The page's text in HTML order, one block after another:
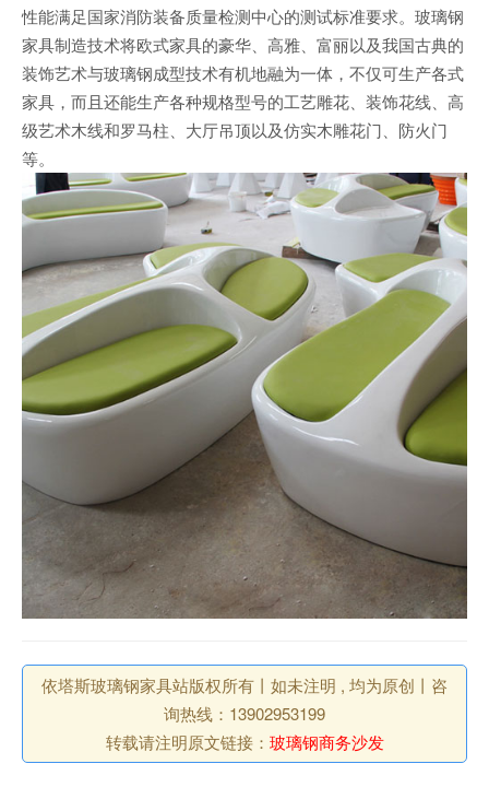
性能满足国家消防装备质量检测中心的测试标准要求。玻璃钢
家具制造技术将欧式家具的豪华、高雅、富丽以及我国古典的
装饰艺术与玻璃钢成型技术有机地融为一体，不仅可生产各式
家具，而且还能生产各种规格型号的工艺雕花、装饰花线、高
级艺术木线和罗马柱、大厅吊顶以及仿实木雕花门、防火门
等。
依塔斯玻璃钢家具站版权所有丨如未注明 , 均为原创丨咨
询热线：13902953199
转载请注明原文链接： 玻璃钢商务沙发